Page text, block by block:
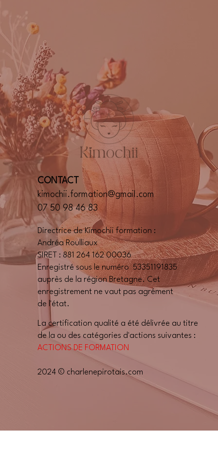
CONTACT
kimochii.formation@gmail.com
07 50 98 46 83
Directrice de Kimochii formation :
Andréa Roulliaux
SIRET : 881 264 162 00036
Enregistré sous le numéro 53351191835
auprès de la région Bretagne. Cet
enregistrement ne vaut pas agrément
de l'état.
La certification qualité a été délivrée au titre
de la ou des catégories d'actions suivantes :
ACTIONS DE FORMATION
2024 © charlenepirotais.com